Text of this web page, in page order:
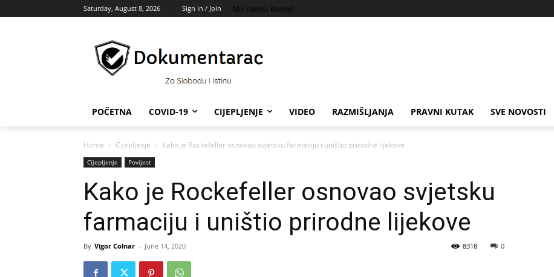
Saturday, August 8, 2026 Sign in / Join No menu items!
POČETNA COVID-19 CIJEPLJENJE VIDEO RAZMIŠLJANJA PRAVNI KUTAK SVE NOVOSTI
Home Cijepljenje Kako je Rockefeller osnovao svjetsku farmaciju i uništio prirodne lijekove
Cijepljenje Povijest
Kako je Rockefeller osnovao svjetsku
farmaciju i uništio prirodne lijekove
By Vigor Colnar - June 14, 2020 0
8318